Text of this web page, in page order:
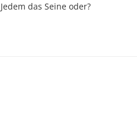
das Seine oder?